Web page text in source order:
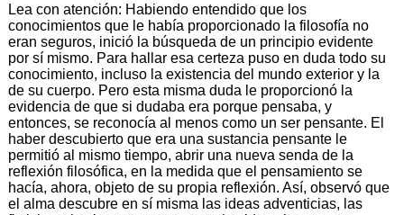
Lea con atención: Habiendo entendido que los
conocimientos que le había proporcionado la filosofía no
eran seguros, inició la búsqueda de un principio evidente
por sí mismo. Para hallar esa certeza puso en duda todo su
conocimiento, incluso la existencia del mundo exterior y la
de su cuerpo. Pero esta misma duda le proporcionó la
evidencia de que si dudaba era porque pensaba, y
entonces, se reconocía al menos como un ser pensante. El
haber descubierto que era una sustancia pensante le
permitió al mismo tiempo, abrir una nueva senda de la
reflexión filosófica, en la medida que el pensamiento se
hacía, ahora, objeto de su propia reflexión. Así, observó que
el alma descubre en sí misma las ideas adventicias, las